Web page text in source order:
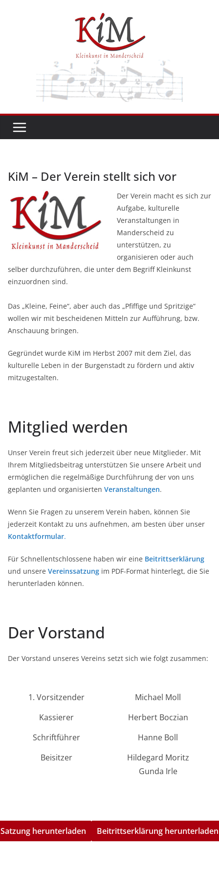
KiM – Der Verein stellt sich vor
Der Verein macht es sich zur
Aufgabe, kulturelle
Veranstaltungen in
Manderscheid zu
unterstützen, zu
organisieren oder auch
selber durchzuführen, die unter dem Begriff Kleinkunst
einzuordnen sind.
Das „Kleine, Feine“, aber auch das „Pfiffige und Spritzige“
wollen wir mit bescheidenen Mitteln zur Aufführung, bzw.
Anschauung bringen.
Gegründet wurde KiM im Herbst 2007 mit dem Ziel, das
kulturelle Leben in der Burgenstadt zu fördern und aktiv
mitzugestalten.
Mitglied werden
Unser Verein freut sich jederzeit über neue Mitglieder. Mit
Ihrem Mitgliedsbeitrag unterstützen Sie unsere Arbeit und
ermöglichen die regelmäßige Durchführung der von uns
geplanten und organisierten Veranstaltungen.
Wenn Sie Fragen zu unserem Verein haben, können Sie
jederzeit Kontakt zu uns aufnehmen, am besten über unser
Kontaktformular.
Für Schnellentschlossene haben wir eine Beitrittserklärung
und unsere Vereinssatzung im PDF-Format hinterlegt, die Sie
herunterladen können.
Der Vorstand
Der Vorstand unseres Vereins setzt sich wie folgt zusammen:
1. Vorsitzender
Michael Moll
Kassierer
Herbert Boczian
Schriftführer
Hanne Boll
Beisitzer
Hildegard Moritz
Gunda Irle
Satzung herunterladen Beitrittserklärung herunterladen